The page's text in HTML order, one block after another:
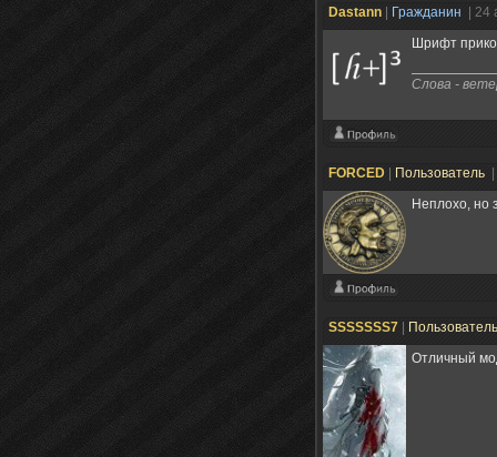
Dastann Гражданин
| 24
Шрифт
Слова -
FORCED Пользователь
Неплохо, но
SSSSSSS7
Отличный